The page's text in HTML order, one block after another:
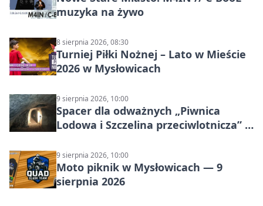
muzyka na żywo
8 sierpnia 2026, 08:30
Turniej Piłki Nożnej – Lato w Mieście
2026 w Mysłowicach
9 sierpnia 2026, 10:00
Spacer dla odważnych „Piwnica
Lodowa i Szczelina przeciwlotnicza” –
9 sierpnia 2026, 10:00
Moto piknik w Mysłowicach — 9
sierpnia 2026